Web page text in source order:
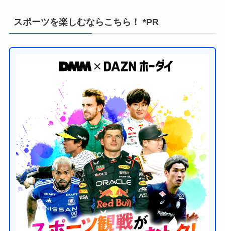
スポーツを楽しむならこちら！ *PR